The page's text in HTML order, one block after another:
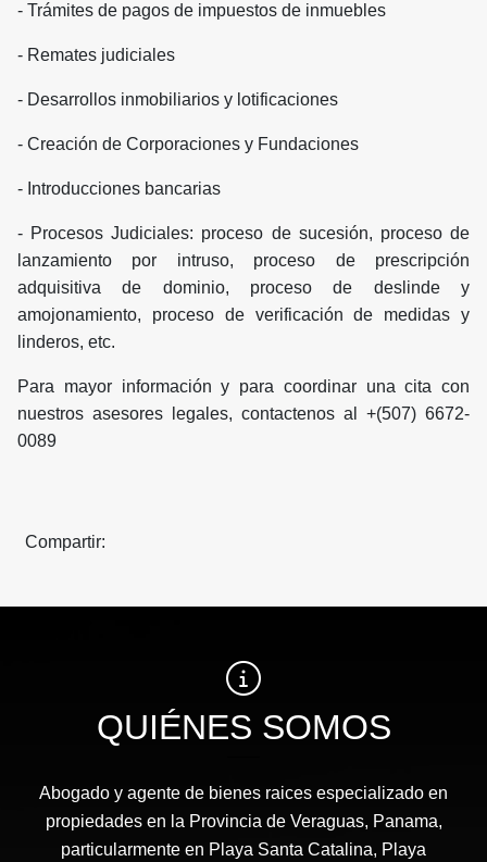
- Trámites de pagos de impuestos de inmuebles
- Remates judiciales
- Desarrollos inmobiliarios y lotificaciones
- Creación de Corporaciones y Fundaciones
- Introducciones bancarias
- Procesos Judiciales: proceso de sucesión, proceso de
lanzamiento por intruso, proceso de prescripción
adquisitiva de dominio, proceso de deslinde y
amojonamiento, proceso de verificación de medidas y
linderos, etc.
Para mayor información y para coordinar una cita con
nuestros asesores legales, contactenos al +(507) 6672-
0089
Compartir:
QUIÉNES SOMOS
Abogado y agente de bienes raices especializado en
propiedades en la Provincia de Veraguas, Panama,
particularmente en Playa Santa Catalina, Playa